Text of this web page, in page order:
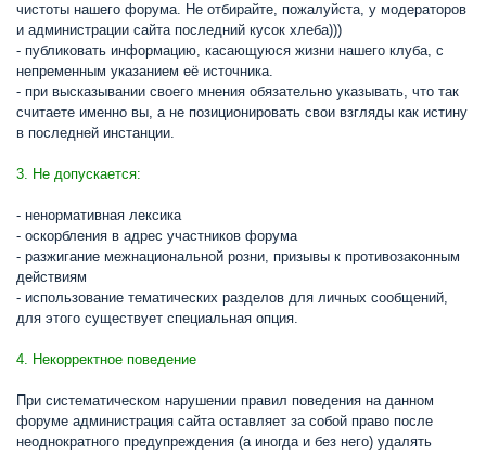
чистоты нашего форума. Не отбирайте, пожалуйста, у модераторов
и администрации сайта последний кусок хлеба)))
- публиковать информацию, касающуюся жизни нашего клуба, с
непременным указанием её источника.
- при высказывании своего мнения обязательно указывать, что так
считаете именно вы, а не позиционировать свои взгляды как истину
в последней инстанции.
3. Не допускается:
- ненормативная лексика
- оскорбления в адрес участников форума
- разжигание межнациональной розни, призывы к противозаконным
действиям
- использование тематических разделов для личных сообщений,
для этого существует специальная опция.
4. Некорректное поведение
При систематическом нарушении правил поведения на данном
форуме администрация сайта оставляет за собой право после
неоднократного предупреждения (а иногда и без него) удалять